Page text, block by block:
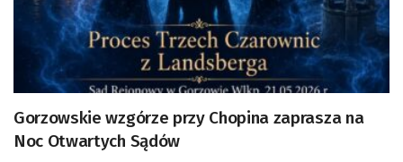
Gorzowskie wzgórze przy Chopina zaprasza na
Noc Otwartych Sądów